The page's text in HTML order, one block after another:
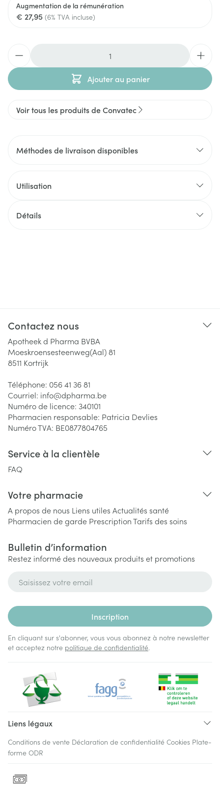
Augmentation de la rémunération
€ 27,95 (6% TVA incluse)
Ajouter au panier
Voir tous les produits de Convatec
Méthodes de livraison disponibles
Utilisation
Détails
Contactez nous
Apotheek d Pharma BVBA
Moeskroensesteenweg(Aal) 81
8511 Kortrijk
Téléphone: 056 41 36 81
Courriel: info@dpharma.be
Numéro de licence: 340101
Pharmacien responsable: Patricia Devlies
Numéro TVA: BE0877804765
Service à la clientèle
FAQ
Votre pharmacie
A propos de nous Liens utiles Actualités santé
Pharmacien de garde PrescriptionTarifs des soins
Bulletin d’information
Restez informé des nouveaux produits et promotions
Inscription
En cliquant sur s'abonner, vous vous abonnez à notre newsletter
et acceptez notre politique de confidentialité.
Liens légaux
Conditions de vente Déclaration de confidentialité Cookies Plate-
forme ODR